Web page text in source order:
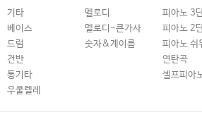
기타
베이스
드럼
건반
통기타
우쿨렐레
멜로디
멜로디-큰가사
숫자&계이름
피아노 3
피아노 2
피아노 쉬
연탄곡
셀프피아